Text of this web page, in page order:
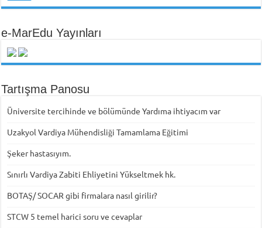
e-MarEdu Yayınları
Tartışma Panosu
Üniversite tercihinde ve bölümünde Yardıma ihtiyacım var
Uzakyol Vardiya Mühendisliği Tamamlama Eğitimi
Şeker hastasıyım.
Sınırlı Vardiya Zabiti Ehliyetini Yükseltmek hk.
BOTAŞ/ SOCAR gibi firmalara nasıl girilir?
STCW 5 temel harici soru ve cevaplar